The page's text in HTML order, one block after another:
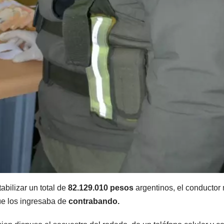
un total de 82.129.010 pesos argentinos, el conductor
los ingresaba de contrabando.
radical pidió
votar en
forma remota
“Es un